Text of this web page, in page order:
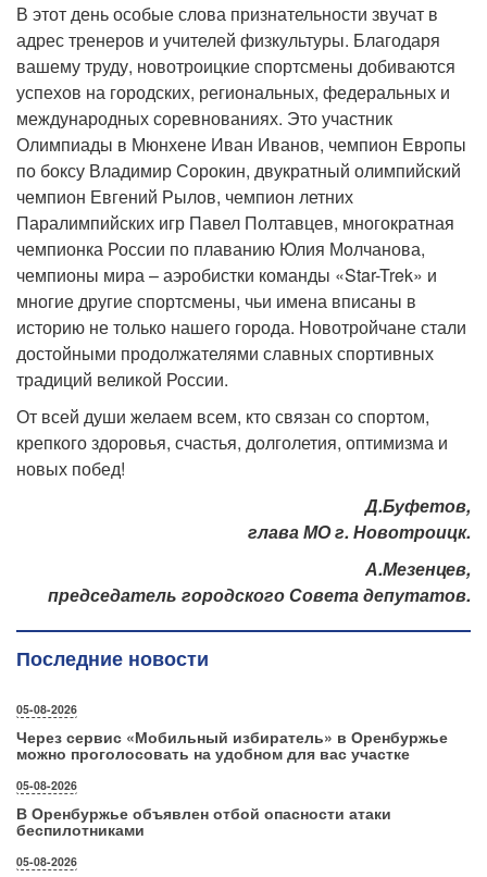
В этот день особые слова признательности звучат в
адрес тренеров и учителей физкультуры. Благодаря
вашему труду, новотроицкие спортсмены добиваются
успехов на городских, региональных, федеральных и
международных соревнованиях. Это участник
Олимпиады в Мюнхене Иван Иванов, чемпион Европы
по боксу Владимир Сорокин, двукратный олимпийский
чемпион Евгений Рылов, чемпион летних
Паралимпийских игр Павел Полтавцев, многократная
чемпионка России по плаванию Юлия Молчанова,
чемпионы мира – аэробистки команды «Star-Trek» и
многие другие спортсмены, чьи имена вписаны в
историю не только нашего города. Новотройчане стали
достойными продолжателями славных спортивных
традиций великой России.
От всей души желаем всем, кто связан со спортом,
крепкого здоровья, счастья, долголетия, оптимизма и
новых побед!
Д.Буфетов,
глава МО г. Новотроицк.
А.Мезенцев,
председатель городского Совета депутатов.
Последние новости
05-08-2026
Через сервис «Мобильный избиратель» в Оренбуржье
можно проголосовать на удобном для вас участке
05-08-2026
В Оренбуржье объявлен отбой опасности атаки
беспилотниками
05-08-2026